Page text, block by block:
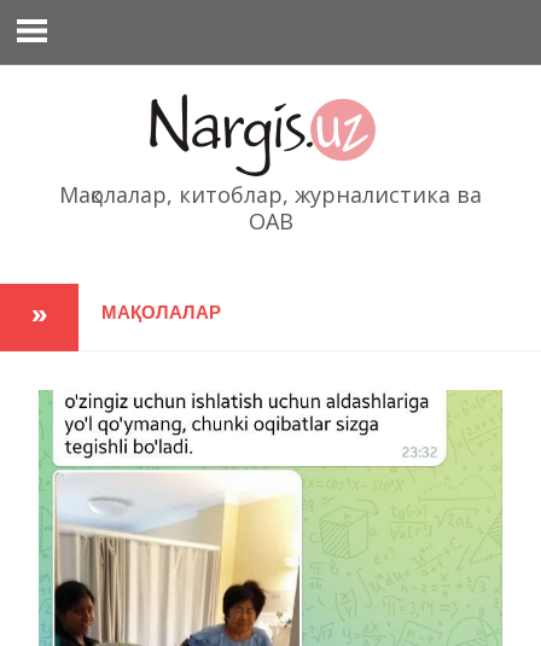
содержимому
Мақолалар, китоблар, журналистика ва
ОАВ
МАҚОЛАЛАР